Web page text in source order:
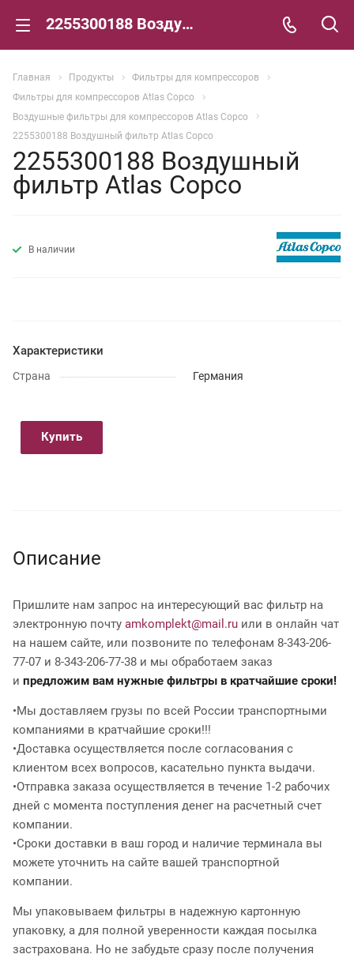
2255300188 Воздушный фильтр Atlas Copco
Главная Продукты
Фильтры для компрессоров
Фильтры для компрессоров Atlas Copco
Воздушные фильтры для компрессоров Atlas Copco
2255300188 Воздушный фильтр Atlas Copco
2255300188 Воздушный
фильтр Atlas Copco
В наличии
Характеристики
Страна Германия
Купить
Описание
Пришлите нам запрос на интересующий вас фильтр на
электронную почту amkomplekt@mail.ru или в онлайн чат
на нашем сайте, или позвоните по телефонам 8-343-206-
77-07 и 8-343-206-77-38 и мы обработаем заказ
и предложим вам нужные фильтры в кратчайшие сроки!
•Мы доставляем грузы по всей России транспортными
компаниями в кратчайшие сроки!!!
•Доставка осуществляется после согласования с
клиентом всех вопросов, касательно пункта выдачи.
•Отправка заказа осуществляется в течение 1-2 рабочих
дней с момента поступления денег на расчетный счет
компании.
•Сроки доставки в ваш город и наличие терминала вы
можете уточнить на сайте вашей транспортной
компании.
Мы упаковываем фильтры в надежную картонную
упаковку, а для полной уверенности каждая посылка
застрахована. Но не забудьте сразу после получения